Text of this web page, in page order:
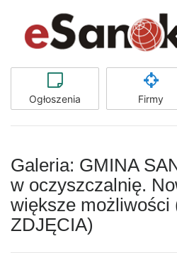
Ogłoszenia Firmy
Galeria: GMINA
w oczyszczalnię.
większe możliwości
ZDJĘCIA)